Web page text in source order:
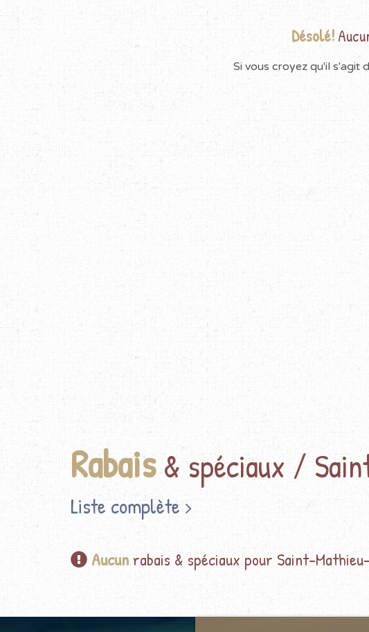
Désolé!
Si vous croyez qu'il s'agit
Rabais& spéciaux /
Liste complète
Aucun rabais & spéciaux pour Saint-